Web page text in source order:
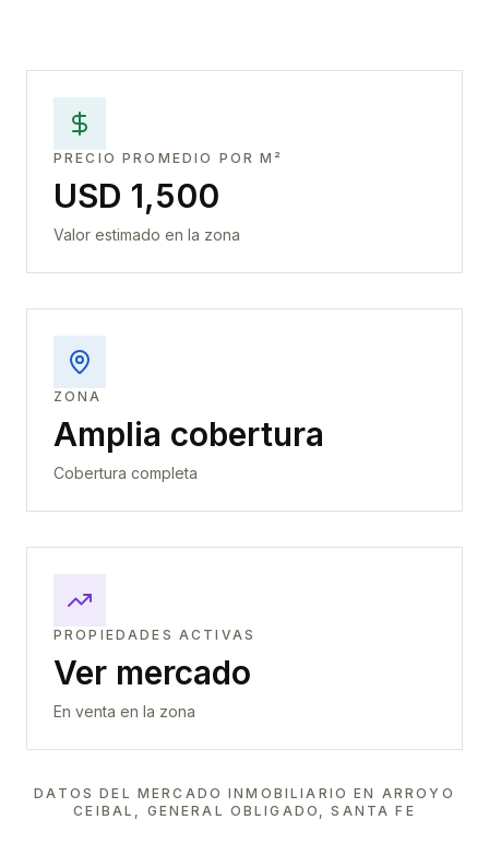
PRECIO PROMEDIO POR M²
USD 1,500
Valor estimado en la zona
ZONA
Amplia cobertura
Cobertura completa
PROPIEDADES ACTIVAS
Ver mercado
En venta en la zona
DATOS DEL MERCADO INMOBILIARIO EN ARROYO
CEIBAL, GENERAL OBLIGADO, SANTA FE